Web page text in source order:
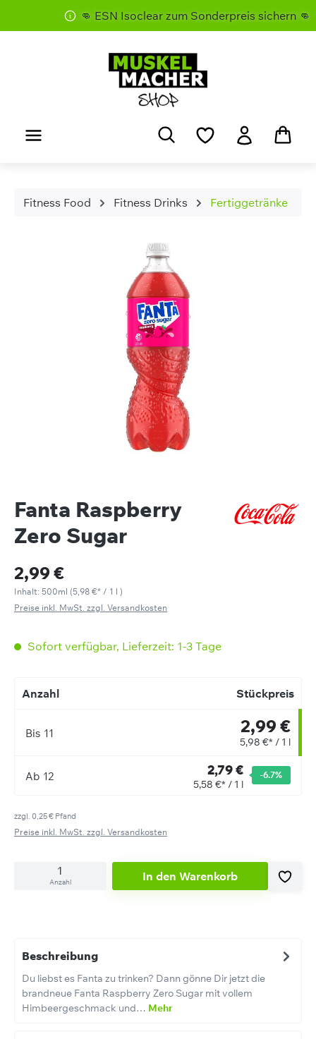
Zum Hauptinhalt springen
👊 ESN Isoclear zum Sonderpreis sichern 👊
Fitness Food Fitness Drinks Fertiggetränke
Bildergalerie überspringen
Fanta Raspberry
Zero Sugar
2,99 €
Inhalt: 500ml (5,98 €* / 1 l )
Preise inkl. MwSt. zzgl. Versandkosten
Sofort verfügbar, Lieferzeit: 1-3 Tage
Anzahl Stückpreis
Bis 11 2,99 €
5,98 €* / 1 l
Ab 12 2,79 €
5,58 €* / 1 l
-6.7%
zzgl. 0,25 € Pfand
Preise inkl. MwSt. zzgl. Versandkosten
Anzahl In den Warenkorb
Beschreibung
Du liebst es Fanta zu trinken? Dann gönne Dir jetzt die
brandneue Fanta Raspberry Zero Sugar mit vollem
Himbeergeschmack und… Mehr